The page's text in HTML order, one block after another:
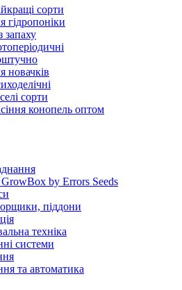
сорти
гідропоніки
запаху
новачків
сорти
конопель оптом
by Errors Seeds
піддони
техніка
системи
та автоматика